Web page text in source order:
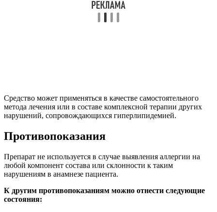
Средство может применяться в качестве самостоятельного
метода лечения или в составе комплексной терапии других
нарушений, сопровождающихся гиперлипидемией.
Противопоказания
Препарат не используется в случае выявления аллергии на
любой компонент состава или склонности к таким
нарушениям в анамнезе пациента.
К другим противопоказаниям можно отнести следующие
состояния: